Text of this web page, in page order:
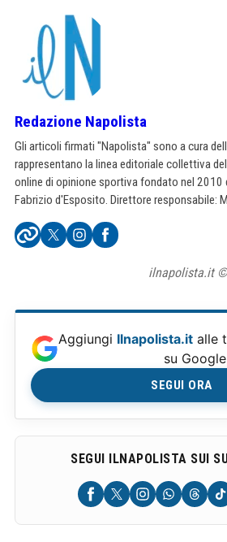
Redazione Napolista
Gli articoli firmati "Napolista" sono a cura
rappresentano la linea editoriale collettiva
online di opinione sportiva fondato nel 2010
Fabrizio d'Esposito. Direttore responsabile:
ilnapolista.it
Aggiungi Ilnapolista.it alle
su Google
SEGUI ORA
SEGUI ILNAPOLISTA SUI